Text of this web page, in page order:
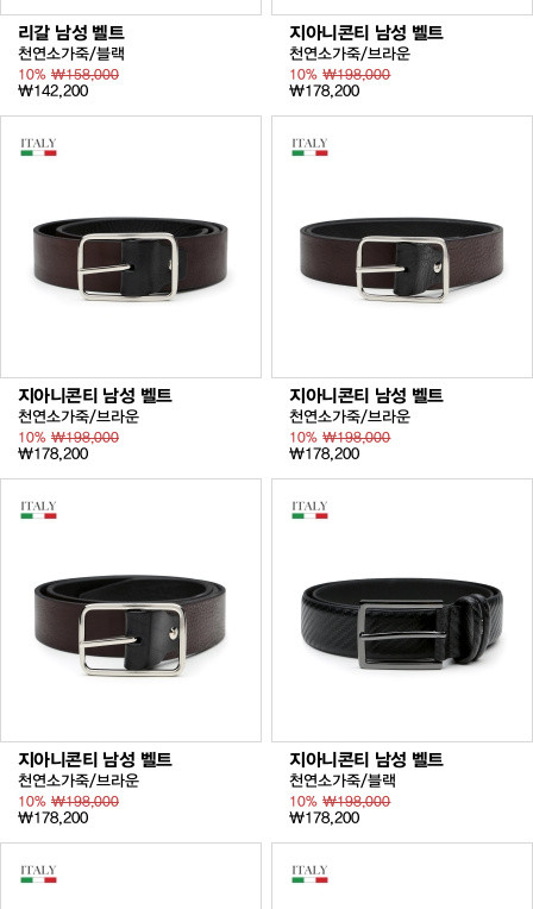
리갈 남성 벨트
천연소가죽/블랙
10% ₩158,000
₩142,200
지아니콘티 남성 벨트
천연소가죽/브라운
10%₩198,000
₩178,200
지아니콘티 남성 벨트
천연소가죽/브라운
10% ₩198,000
₩178,200
지아니콘티 남성 벨트
천연소가죽/브라운
10%₩198,000
₩178,200
지아니콘티 남성 벨트
천연소가죽/브라운
10% ₩198,000
₩178,200
지아니콘티 남성 벨트
천연소가죽/블랙
10%₩198,000
₩178,200